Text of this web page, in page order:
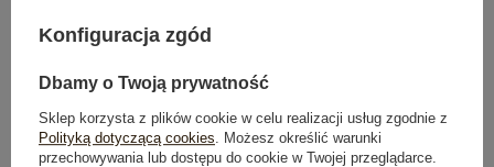
brylancikami i cyrkoniami. Noszenie
pewnością jest praktycznym rozwiązaniem – będziesz miała zawsze
sobą.
Pokaż więcej wpisów zKwiecień 2017
Konfiguracja zgód
Dbamy o Twoją prywatność
Sklep korzysta z plików cookie w celu realizacji usług zgodnie z
Polityką dotyczącą cookies . Możesz określić warunki
przechowywania lub dostępu do cookie w Twojej przeglądarce.